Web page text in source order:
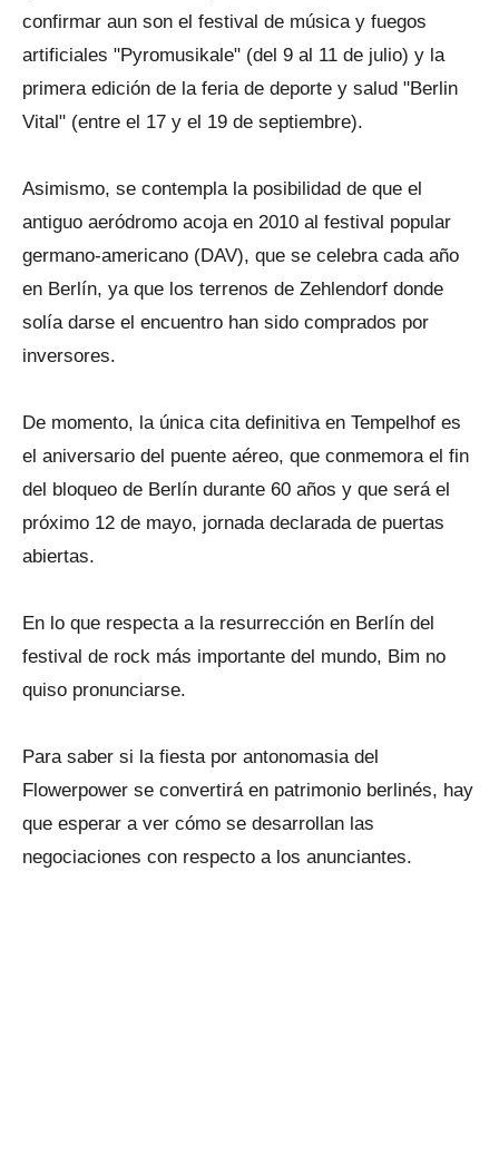
confirmar aun son el festival de música y fuegos
artificiales "Pyromusikale" (del 9 al 11 de julio) y la
primera edición de la feria de deporte y salud "Berlin
Vital" (entre el 17 y el 19 de septiembre).
Asimismo, se contempla la posibilidad de que el
antiguo aeródromo acoja en 2010 al festival popular
germano-americano (DAV), que se celebra cada año
en Berlín, ya que los terrenos de Zehlendorf donde
solía darse el encuentro han sido comprados por
inversores.
De momento, la única cita definitiva en Tempelhof es
el aniversario del puente aéreo, que conmemora el fin
del bloqueo de Berlín durante 60 años y que será el
próximo 12 de mayo, jornada declarada de puertas
abiertas.
En lo que respecta a la resurrección en Berlín del
festival de rock más importante del mundo, Bim no
quiso pronunciarse.
Para saber si la fiesta por antonomasia del
Flowerpower se convertirá en patrimonio berlinés, hay
que esperar a ver cómo se desarrollan las
negociaciones con respecto a los anunciantes.